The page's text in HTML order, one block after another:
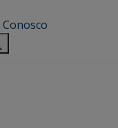
Conosco